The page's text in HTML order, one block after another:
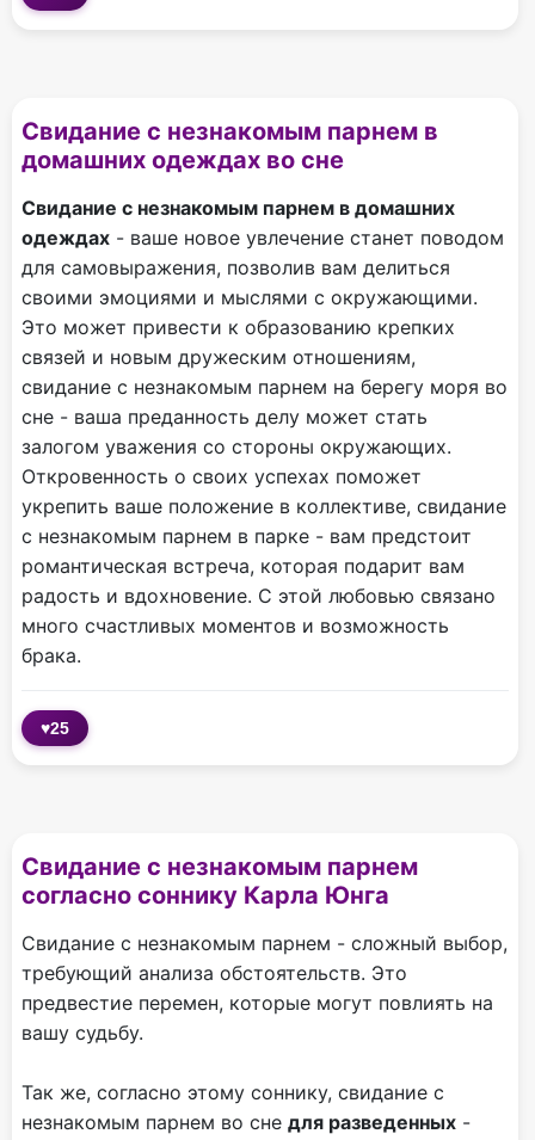
Свидание с незнакомым парнем в
домашних одеждах во сне
Свидание с незнакомым парнем в домашних
одеждах - ваше новое увлечение станет поводом
для самовыражения, позволив вам делиться
своими эмоциями и мыслями с окружающими.
Это может привести к образованию крепких
связей и новым дружеским отношениям,
свидание с незнакомым парнем на берегу моря во
сне - ваша преданность делу может стать
залогом уважения со стороны окружающих.
Откровенность о своих успехах поможет
укрепить ваше положение в коллективе, свидание
с незнакомым парнем в парке - вам предстоит
романтическая встреча, которая подарит вам
радость и вдохновение. С этой любовью связано
много счастливых моментов и возможность
брака.
♥25
Свидание с незнакомым парнем
согласно соннику Карла Юнга
Свидание с незнакомым парнем - сложный выбор,
требующий анализа обстоятельств. Это
предвестие перемен, которые могут повлиять на
вашу судьбу.
Так же, согласно этому соннику, свидание с
незнакомым парнем во сне для разведенных -